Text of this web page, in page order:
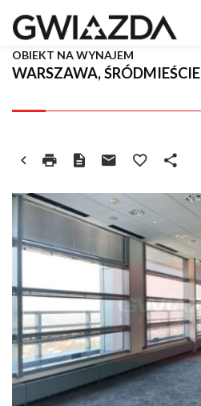
WARSZAWA, ŚRÓDMIEŚCIE
OBIEKT NA WYNAJEM